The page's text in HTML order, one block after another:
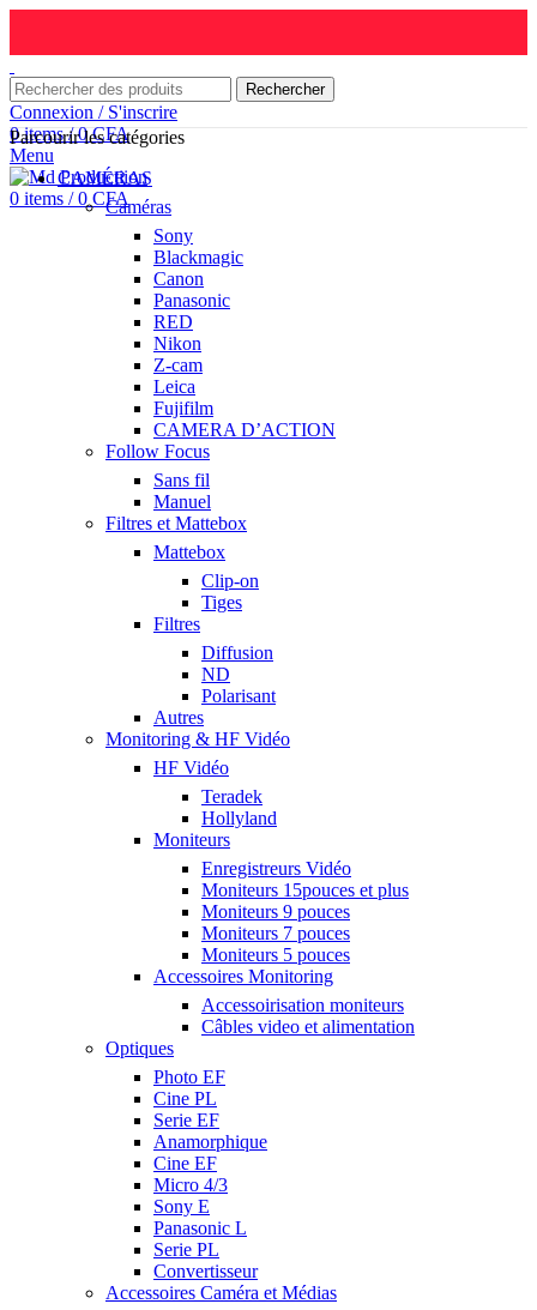
Rechercher
Connexion / S'inscrire
0items / 0CFA
Menu
0 items / 0 CFA
Parcourir les catégories
CAMÉRAS
Caméras
Sony
Blackmagic
Canon
Panasonic
RED
Nikon
Z-cam
Leica
Fujifilm
CAMERA D’ACTION
Follow Focus
Sans fil
Manuel
Filtres et Mattebox
Mattebox
Clip-on
Tiges
Filtres
Diffusion
ND
Polarisant
Autres
Monitoring & HF Vidéo
HF Vidéo
Teradek
Hollyland
Moniteurs
Enregistreurs Vidéo
Moniteurs 15pouces et plus
Moniteurs 9 pouces
Moniteurs 7 pouces
Moniteurs 5 pouces
Accessoires Monitoring
Accessoirisation moniteurs
Câbles video et alimentation
Optiques
Photo EF
Cine PL
Serie EF
Anamorphique
Cine EF
Micro 4/3
Sony E
Panasonic L
Serie PL
Convertisseur
Accessoires Caméra et Médias